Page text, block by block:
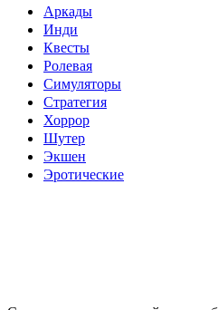
Аркады
Инди
Квесты
Ролевая
Симуляторы
Стратегия
Хоррор
Шутер
Экшен
Эротические